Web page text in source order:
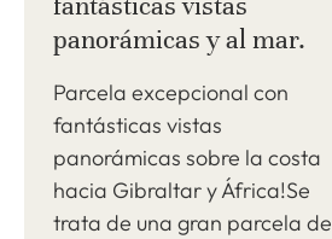
panorámicas y al mar.
Parcela excepcional con
fantásticas vistas
panorámicas sobre la costa
hacia Gibraltar y África!Se
trata de una gran parcela de